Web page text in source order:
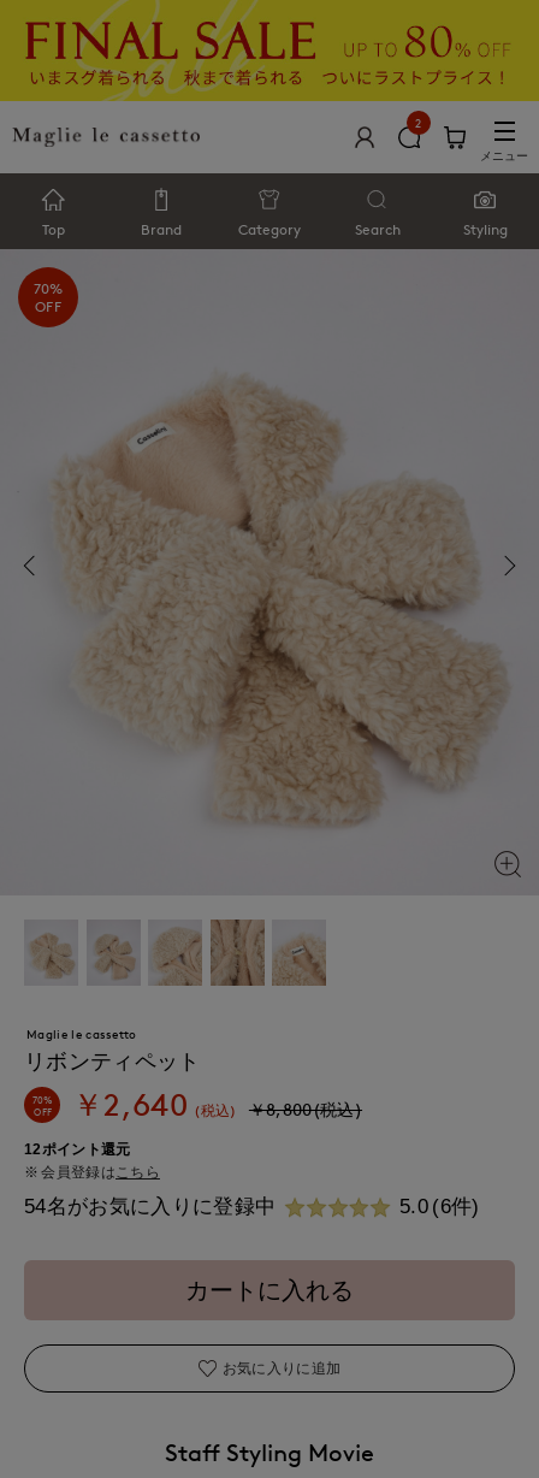
2
メニュー
Top Brand Category Search Styling
70%
OFF
Maglie le cassetto
リボンティペット
70%
OFF ￥2,640 (税込) ￥8,800(税込)
12ポイント還元
会員登録は こちら
54名がお気に入りに登録中 5.0 (6件)
カートに入れる
お気に入りに追加
Staff Styling Movie